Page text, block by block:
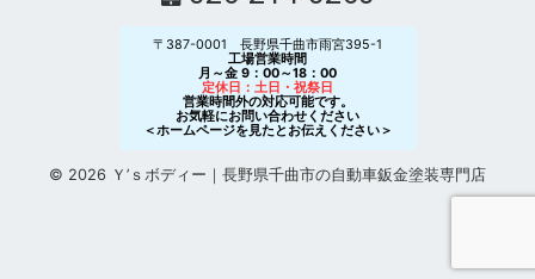
〒387-0001 長野県千曲市雨宮395-1
工場営業時間
月～金 9：00～18：00
定休日：土日・祝祭日
営業時間外の対応可能です。
お気軽にお問い合わせください
＜ホームページを見たとお伝えください＞
© 2026 Ｙ’ｓボディー｜長野県千曲市の自動車鈑金塗装専門店